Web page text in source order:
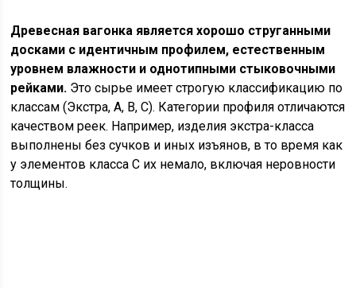
Древесная вагонка является хорошо струганными
досками с идентичным профилем, естественным
уровнем влажности и однотипными стыковочными
рейками. Это сырье имеет строгую классификацию по
классам (Экстра, А, В, С). Категории профиля отличаются
качеством реек. Например, изделия экстра-класса
выполнены без сучков и иных изъянов, в то время как
у элементов класса С их немало, включая неровности
толщины.